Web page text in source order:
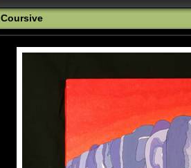
Coursive